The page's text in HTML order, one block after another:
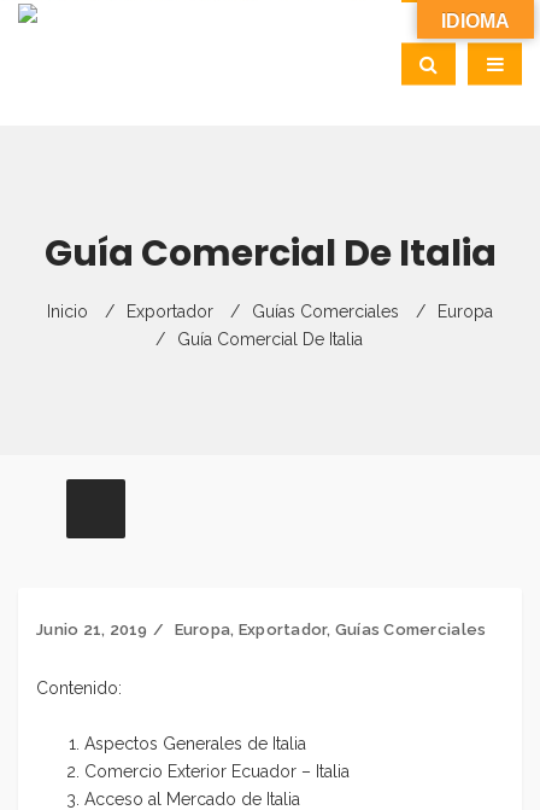
Guía Comercial De Italia
Inicio Exportador Guías Comerciales
Europa
Guía Comercial De Italia
Junio 21, 2019 Europa, Exportador, Guías Comerciales
Contenido:
Aspectos Generales de Italia
Comercio Exterior Ecuador – Italia
Acceso al Mercado de Italia
IDIOMA